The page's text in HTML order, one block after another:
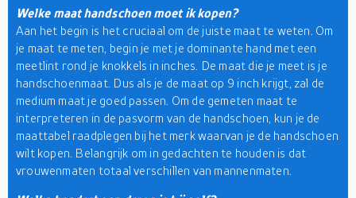
Welke maat handschoen moet ik kopen?
Aan het begin is het cruciaal om de juiste maat te weten. Om
je maat te meten, begin je met je dominante hand met een
meetlint rond je knokkels in inches. De maat die je meet is je
handschoenmaat. Dus als je de maat op 9 inch krijgt, zal de
medium maat je goed passen. Om de gemeten maat te
interpreteren in de pasvorm van de handschoen, kun je de
maattabel raadplegen bij het merk waarvan je de handschoen
wilt kopen. Belangrijk om in gedachten te houden is dat
vrouwenmaten totaal verschillen van mannenmaten.